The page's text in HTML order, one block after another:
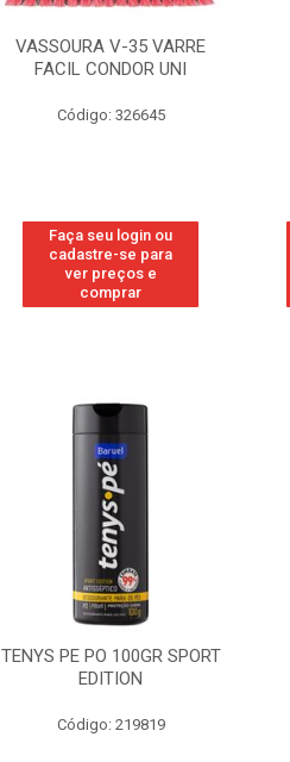
VASSOURA V-35 VARRE
FACIL CONDOR UNI
Código: 326645
Faça seu login ou
cadastre-se para
ver preços e
comprar
TENYS PE PO 100GR SPORT
EDITION
Código: 219819